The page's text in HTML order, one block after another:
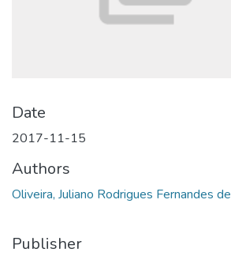
Date
2017-11-15
Authors
Oliveira, Juliano Rodrigues Fernandes de
Publisher